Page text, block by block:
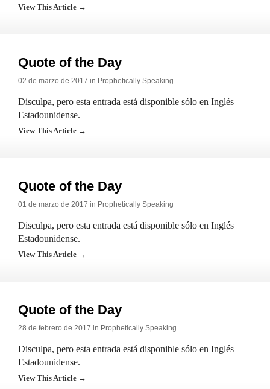
View This Article →
Quote of the Day
02 de marzo de 2017 in Prophetically Speaking
Disculpa, pero esta entrada está disponible sólo en Inglés
Estadounidense.
View This Article →
Quote of the Day
01 de marzo de 2017 in Prophetically Speaking
Disculpa, pero esta entrada está disponible sólo en Inglés
Estadounidense.
View This Article →
Quote of the Day
28 de febrero de 2017 in Prophetically Speaking
Disculpa, pero esta entrada está disponible sólo en Inglés
Estadounidense.
View This Article →